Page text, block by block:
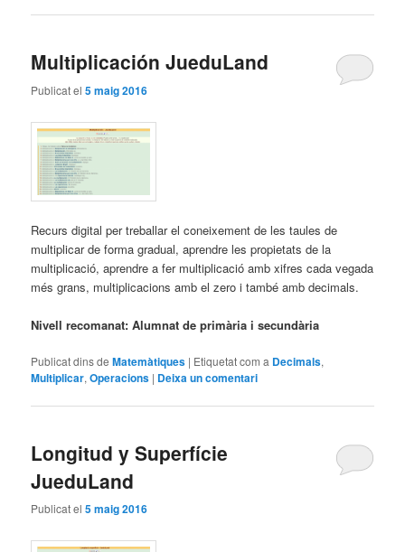
Multiplicación JueduLand
Publicat el5 maig 2016
Recurs digital per treballar el coneixement de les taules de
multiplicar de forma gradual, aprendre les propietats de la
multiplicació, aprendre a fer multiplicació amb xifres cada vegada
més grans, multiplicacions amb el zero i també amb decimals.
Nivell recomanat: Alumnat de primària i secundària
Publicat dins de Matemàtiques | Etiquetat com a Decimals,
Multiplicar,Operacions | Deixa un comentari
Longitud y Superfície
JueduLand
Publicat el5 maig 2016